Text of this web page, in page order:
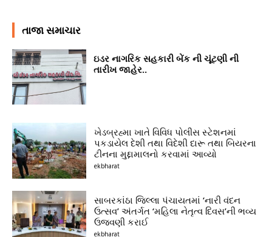
તાજા સમાચાર
ઇડર નાગરિક સહકારી બેંક ની ચૂંટણી ની
તારીખ જાહેર..
ખેડબ્રહ્મા ખાતે વિવિધ પોલીસ સ્ટેશનમાં
પકડાયેલ દેશી તથા વિદેશી દારૂ તથા બિયરના
ટીનના મુદ્દામાલનો કરવામાં આવ્યો
ekbharat
સાબરકાંઠા જિલ્લા પંચાયતમાં ‘નારી વંદન
ઉત્સવ’ અંતર્ગત ‘મહિલા નેતૃત્વ દિવસ’ની ભવ્ય
ઉજવણી કરાઈ
ekbharat